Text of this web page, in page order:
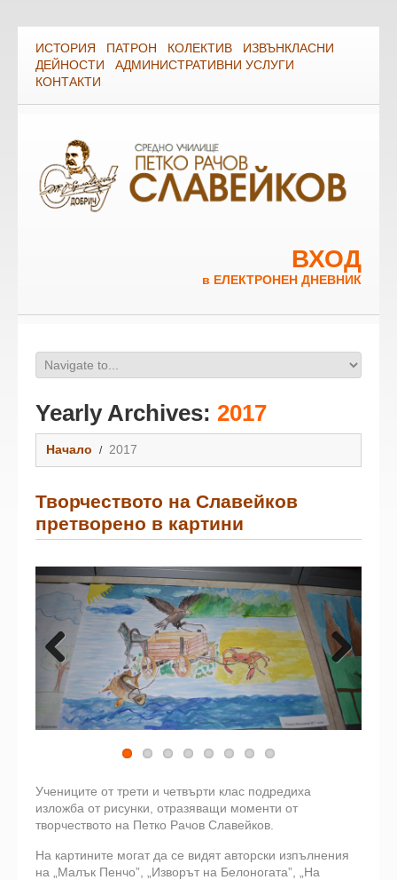
ИСТОРИЯ ПАТРОН КОЛЕКТИВ
ИЗВЪНКЛАСНИ
ДЕЙНОСТИ
АДМИНИСТРАТИВНИ УСЛУГИ
КОНТАКТИ
ВХОД
в ЕЛЕКТРОНЕН ДНЕВНИК
Yearly Archives: 2017
Начало 2017
Творчеството на Славейков
претворено в картини
Previous Next
Учениците от трети и четвърти клас подредиха
изложба от рисунки, отразяващи моменти от
творчеството на Петко Рачов Славейков.
На картините могат да се видят авторски изпълнения
на „Малък Пенчо”, „Изворът на Белоногата”, „На